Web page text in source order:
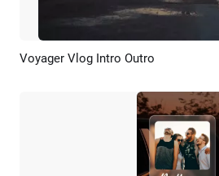
Aperçu
Voyager Vlog Intro Outro